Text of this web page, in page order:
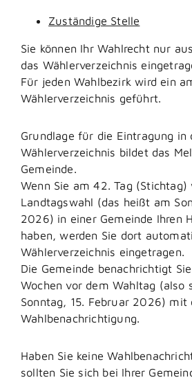
Zuständige Stelle
Sie können Ihr Wahlrecht nur
das Wählerverzeichnis
Für jeden Wahlbezirk wird ein
Wählerverzeichnis geführt.
Grundlage für die Eintragung in
Wählerverzeichnis bildet das
Gemeinde.
Wenn Sie am 42. Tag (Stichtag)
Landtagswahl (das heißt am
2026) in einer Gemeinde Ihren
haben, werden Sie dort
Wählerverzeichnis eingetragen.
Die Gemeinde benachrichtigt
Wochen vor dem Wahltag (also
Sonntag, 15. Februar 2026) mit
Wahlbenachrichtigung.
Haben Sie keine
sollten Sie sich bei Ihrer